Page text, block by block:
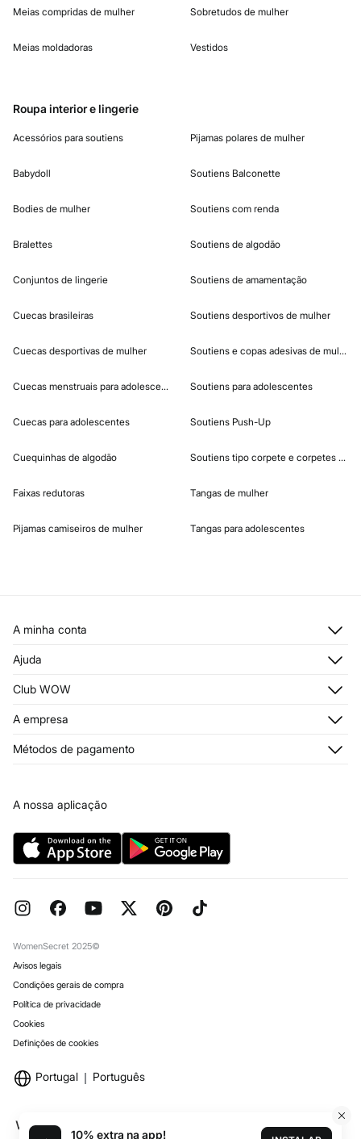
Meias compridas de mulher
Meias moldadoras
Sobretudos de mulher
Vestidos
Roupa interior e lingerie
Acessórios para soutiens
Babydoll
Bodies de mulher
Bralettes
Conjuntos de lingerie
Cuecas brasileiras
Cuecas desportivas de mulher
Cuecas menstruais para adolescentes
Cuecas para adolescentes
Cuequinhas de algodão
Faixas redutoras
Pijamas camiseiros de mulher
Pijamas polares de mulher
Soutiens Balconette
Soutiens com renda
Soutiens de algodão
Soutiens de amamentação
Soutiens desportivos de mulher
Soutiens e copas adesivas de mulher
Soutiens para adolescentes
Soutiens Push-Up
Soutiens tipo corpete e corpetes de
Tangas de mulher
Tangas para adolescentes
A minha conta
Registar-me
Moradas de envio
Cartão Presente Online
Condições do Cartão Presente Online
Ajuda
Envios
Trocas, devoluções e desistências
Encomendas para Oferta
Reserva na loja
Club WOW
Junte-se
A empresa
Trabalha connosco
Métodos de pagamento
A nossa aplicação
WomenSecret 2025©
Avisos legais
Condições gerais de compra
Política de privacidade
Cookies
Definições de cookies
Portugal Português
10% extra na app!